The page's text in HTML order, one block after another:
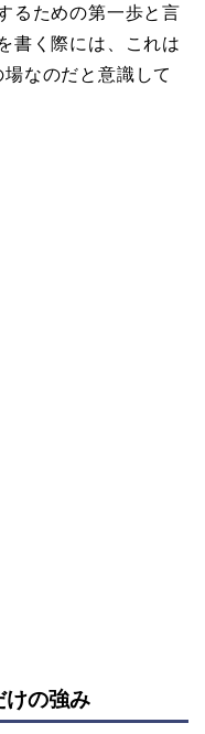
るための第一歩と言
書く際には、これは
なのだと意識して
けの強み